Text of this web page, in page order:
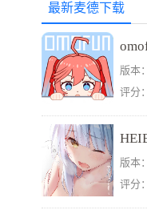
最新麦德下载
正版
版本
评分：
版本
评分：